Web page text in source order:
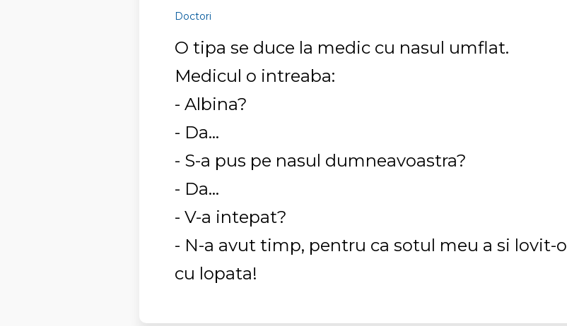
Doctori
O tipa se duce la medic cu nasul umflat.
Medicul o intreaba:
- Albina?
- Da...
- S-a pus pe nasul dumneavoastra?
- Da...
- V-a intepat?
- N-a avut timp, pentru ca sotul meu a si lovit-o
cu lopata!